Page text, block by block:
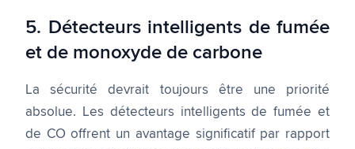
5. Détecteurs intelligents de fumée
et de monoxyde de carbone
La sécurité devrait toujours être une priorité
absolue. Les détecteurs intelligents de fumée et
de CO offrent un avantage significatif par rapport